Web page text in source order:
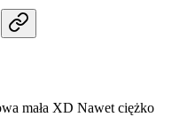
mała XD Nawet ciężko